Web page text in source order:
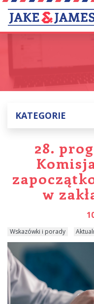
KATEGORIE
28.
w
Wskazówki i porady